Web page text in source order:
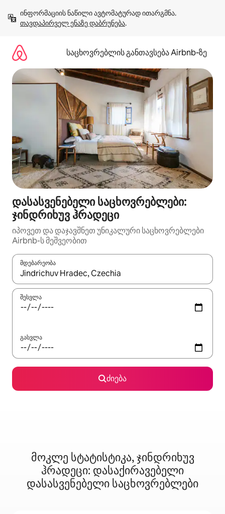
გადასვლა
თავდაპირველ ენაზე დაბრუნება.
საცხოვრებლის განთავსება Airbnb‑ზე
დასასვენებელი საცხოვრებლები:
ჯინდრიხუვ ჰრადეცი
იპოვეთ და დაჯავშნეთ უნიკალური საცხოვრებლები
Airbnb-ს მეშვეობით
მდებარეობა
როცა შედეგები ხელმისაწვდომი გახდება, ნავიგაციისთვის
შესვლა
გასვლა
ძიება
მოკლე სტატისტიკა, ჯინდრიხუვ
ჰრადეცი: დასაქირავებელი
დასასვენებელი საცხოვრებლები